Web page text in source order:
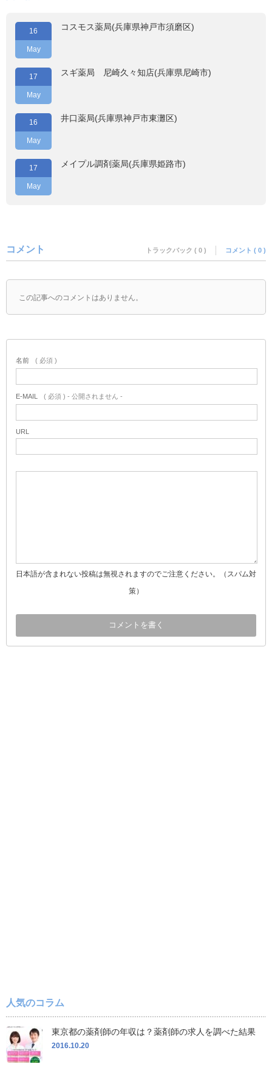
16
May
コスモス薬局(兵庫県神戸市須磨区)
17
May
スギ薬局 尼崎久々知店(兵庫県尼崎市)
16
May
井口薬局(兵庫県神戸市東灘区)
17
May
メイプル調剤薬局(兵庫県姫路市)
コメント トラックバック ( 0 ) コメント ( 0 )
この記事へのコメントはありません。
名前 ( 必須 )
E-MAIL ( 必須 ) - 公開されません -
URL
日本語が含まれない投稿は無視されますのでご注意ください。（スパム対
策）
人気のコラム
東京都の薬剤師の年収は？薬剤師の求人を調べた結果
2016.10.20